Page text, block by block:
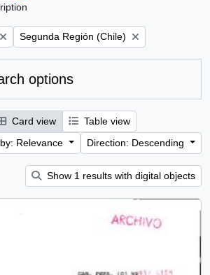
Remove filter:
Segunda Región (Chile)
options
Card view
Table view
Relevance
Direction: Descending
Show 1 results with digital objects